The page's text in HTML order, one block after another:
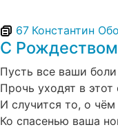
67 Константин
С
Пусть все ваши
Прочь уходят в этот
И случится то, о
Ко спасенью ваша